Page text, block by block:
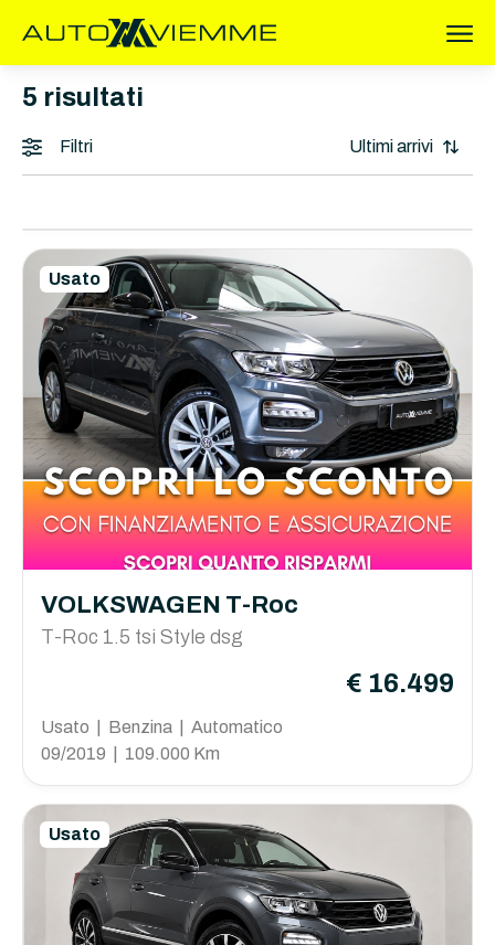
5 risultati
Filtri
Usato
VOLKSWAGEN T-Roc
T-Roc 1.5 tsi Style dsg
€ 16.499
Usato | Benzina | Automatico
09/2019 | 109.000 Km
Usato